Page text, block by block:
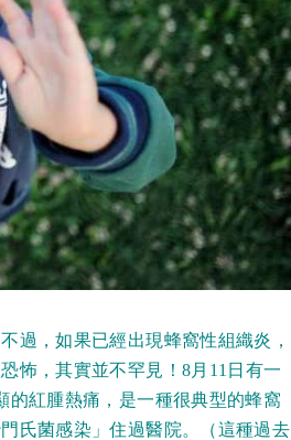
過，如果已經出現蜂窩性組織炎，
怖，其實並不罕見！8月11日有一
的紅腫熱痛，是一種很典型的蜂窩
氏菌感染」住過醫院。（這種過去